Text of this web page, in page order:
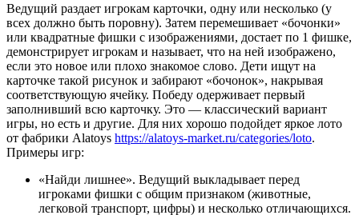
Ведущий раздает игрокам карточки, одну или несколько (у
всех должно быть поровну). Затем перемешивает «бочонки»
или квадратные фишки с изображениями, достает по 1 фишке,
демонстрирует игрокам и называет, что на ней изображено,
если это новое или плохо знакомое слово. Дети ищут на
карточке такой рисунок и забирают «бочонок», накрывая
соответствующую ячейку. Победу одерживает первый
заполнивший всю карточку. Это — классический вариант
игры, но есть и другие. Для них хорошо подойдет яркое лото
от фабрики Alatoys https://alatoys-market.ru/categories/loto.
Примеры игр:
«Найди лишнее». Ведущий выкладывает перед
игроками фишки с общим признаком (животные,
легковой транспорт, цифры) и несколько отличающихся.